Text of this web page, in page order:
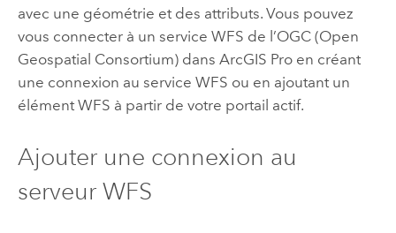
avec une géométrie et des attributs. Vous pouvez
vous connecter à un service WFS de l’OGC (Open
Geospatial Consortium) dans ArcGIS Proen créant
une connexion au service WFS ou en ajoutant un
élément WFS à partir de votre portail actif.
Ajouter une connexion au
serveur WFS